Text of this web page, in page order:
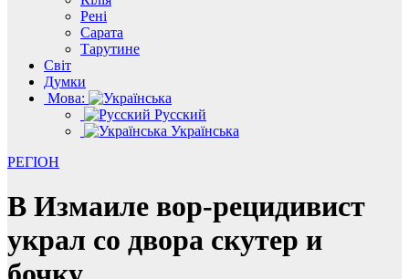
Рені
Сарата
Тарутине
Світ
Думки
Мова:
Русский
Українська
РЕГІОН
В Измаиле вор-рецидивист
украл со двора скутер и